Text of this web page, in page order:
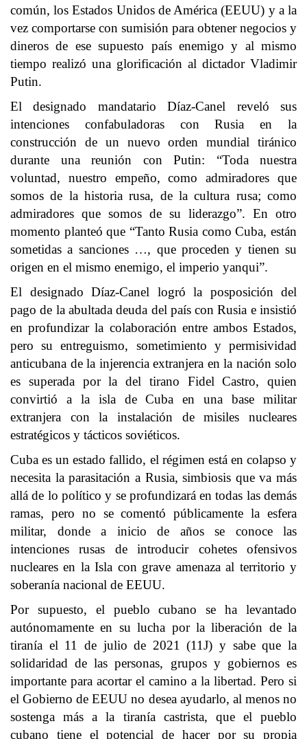
común, los Estados Unidos de América (EEUU) y a la
vez comportarse con sumisión para obtener negocios y
dineros de ese supuesto país enemigo y al mismo
tiempo realizó una glorificación al dictador Vladimir
Putin.
El designado mandatario Díaz-Canel reveló sus
intenciones confabuladoras con Rusia en la
construcción de un nuevo orden mundial tiránico
durante una reunión con Putin: “Toda nuestra
voluntad, nuestro empeño, como admiradores que
somos de la historia rusa, de la cultura rusa; como
admiradores que somos de su liderazgo”. En otro
momento planteó que “Tanto Rusia como Cuba, están
sometidas a sanciones …, que proceden y tienen su
origen en el mismo enemigo, el imperio yanqui”.
El designado Díaz-Canel logró la posposición del
pago de la abultada deuda del país con Rusia e insistió
en profundizar la colaboración entre ambos Estados,
pero su entreguismo, sometimiento y permisividad
anticubana de la injerencia extranjera en la nación solo
es superada por la del tirano Fidel Castro, quien
convirtió a la isla de Cuba en una base militar
extranjera con la instalación de misiles nucleares
estratégicos y tácticos soviéticos.
Cuba es un estado fallido, el régimen está en colapso y
necesita la parasitación a Rusia, simbiosis que va más
allá de lo político y se profundizará en todas las demás
ramas, pero no se comentó públicamente la esfera
militar, donde a inicio de años se conoce las
intenciones rusas de introducir cohetes ofensivos
nucleares en la Isla con grave amenaza al territorio y
soberanía nacional de EEUU.
Por supuesto, el pueblo cubano se ha levantado
autónomamente en su lucha por la liberación de la
tiranía el 11 de julio de 2021 (11J) y sabe que la
solidaridad de las personas, grupos y gobiernos es
importante para acortar el camino a la libertad. Pero si
el Gobierno de EEUU no desea ayudarlo, al menos no
sostenga más a la tiranía castrista, que el pueblo
cubano tiene el potencial de hacer por su propia